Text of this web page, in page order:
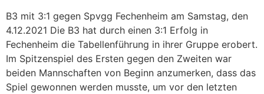
B3 mit 3:1 gegen Spvgg Fechenheim am Samstag, den
4.12.2021 Die B3 hat durch einen 3:1 Erfolg in
Fechenheim die Tabellenführung in ihrer Gruppe erobert.
Im Spitzenspiel des Ersten gegen den Zweiten war
beiden Mannschaften von Beginn anzumerken, dass das
Spiel gewonnen werden musste, um vor den letzten